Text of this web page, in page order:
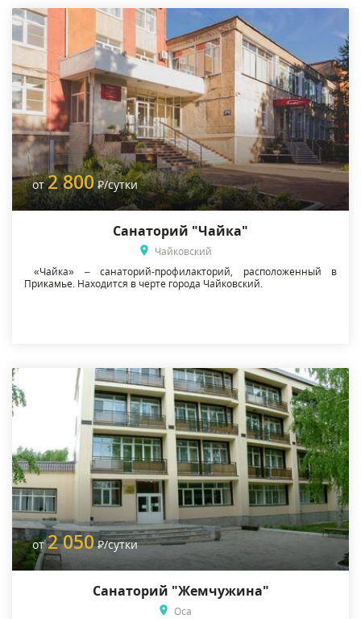
от2 800 Р/сутки
Санаторий "Чайка"
Чайковский
«Чайка» – санаторий-профилакторий, расположенный в
Прикамье. Находится в черте города Чайковский.
от2 050 Р/сутки
Санаторий "Жемчужина"
Оса